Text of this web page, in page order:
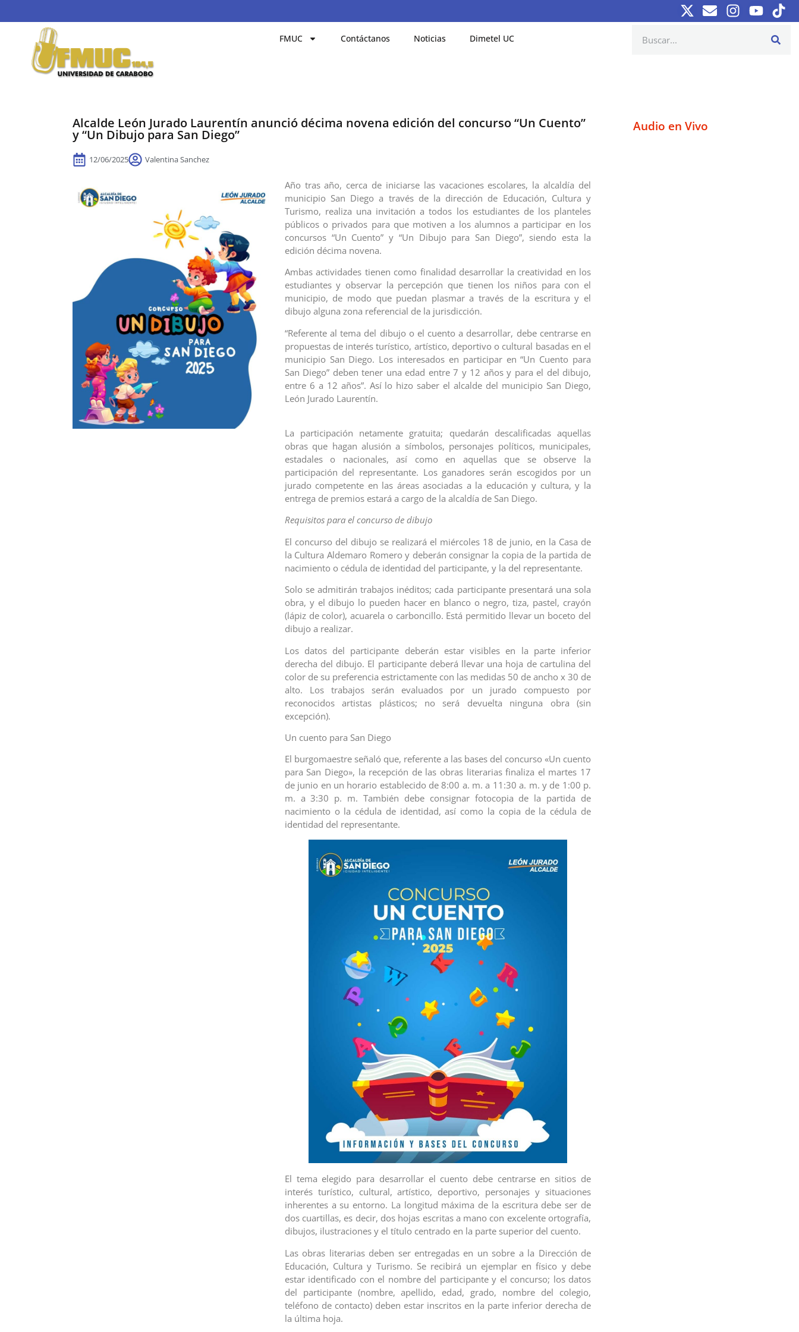
FMUC Contáctanos Noticias Dimetel UC
Alcalde León Jurado Laurentín anunció décima novena edición del concurso “Un Cuento”
y “Un Dibujo para San Diego”
12/06/2025 Valentina Sanchez
Año tras año, cerca de iniciarse las vacaciones escolares, la alcaldía del
municipio San Diego a través de la dirección de Educación, Cultura y
Turismo, realiza una invitación a todos los estudiantes de los planteles
públicos o privados para que motiven a los alumnos a participar en los
concursos “Un Cuento” y “Un Dibujo para San Diego”, siendo esta la
edición décima novena.
Ambas actividades tienen como finalidad desarrollar la creatividad en los
estudiantes y observar la percepción que tienen los niños para con el
municipio, de modo que puedan plasmar a través de la escritura y el
dibujo alguna zona referencial de la jurisdicción.
“Referente al tema del dibujo o el cuento a desarrollar, debe centrarse en
propuestas de interés turístico, artístico, deportivo o cultural basadas en el
municipio San Diego. Los interesados en participar en “Un Cuento para
San Diego” deben tener una edad entre 7 y 12 años y para el del dibujo,
entre 6 a 12 años”. Así lo hizo saber el alcalde del municipio San Diego,
León Jurado Laurentín.
La participación netamente gratuita; quedarán descalificadas aquellas
obras que hagan alusión a símbolos, personajes políticos, municipales,
estadales o nacionales, así como en aquellas que se observe la
participación del representante. Los ganadores serán escogidos por un
jurado competente en las áreas asociadas a la educación y cultura, y la
entrega de premios estará a cargo de la alcaldía de San Diego.
Requisitos para el concurso de dibujo
El concurso del dibujo se realizará el miércoles 18 de junio, en la Casa de
la Cultura Aldemaro Romero y deberán consignar la copia de la partida de
nacimiento o cédula de identidad del participante, y la del representante.
Solo se admitirán trabajos inéditos; cada participante presentará una sola
obra, y el dibujo lo pueden hacer en blanco o negro, tiza, pastel, crayón
(lápiz de color), acuarela o carboncillo. Está permitido llevar un boceto del
dibujo a realizar.
Los datos del participante deberán estar visibles en la parte inferior
derecha del dibujo. El participante deberá llevar una hoja de cartulina del
color de su preferencia estrictamente con las medidas 50 de ancho x 30 de
alto. Los trabajos serán evaluados por un jurado compuesto por
reconocidos artistas plásticos; no será devuelta ninguna obra (sin
excepción).
Un cuento para San Diego
El burgomaestre señaló que, referente a las bases del concurso «Un cuento
para San Diego», la recepción de las obras literarias finaliza el martes 17
de junio en un horario establecido de 8:00 a. m. a 11:30 a. m. y de 1:00 p.
m. a 3:30 p. m. También debe consignar fotocopia de la partida de
nacimiento o la cédula de identidad, así como la copia de la cédula de
identidad del representante.
El tema elegido para desarrollar el cuento debe centrarse en sitios de
interés turístico, cultural, artístico, deportivo, personajes y situaciones
inherentes a su entorno. La longitud máxima de la escritura debe ser de
dos cuartillas, es decir, dos hojas escritas a mano con excelente ortografía,
dibujos, ilustraciones y el título centrado en la parte superior del cuento.
Las obras literarias deben ser entregadas en un sobre a la Dirección de
Educación, Cultura y Turismo. Se recibirá un ejemplar en físico y debe
estar identificado con el nombre del participante y el concurso; los datos
del participante (nombre, apellido, edad, grado, nombre del colegio,
teléfono de contacto) deben estar inscritos en la parte inferior derecha de
la última hoja.
Audio en Vivo